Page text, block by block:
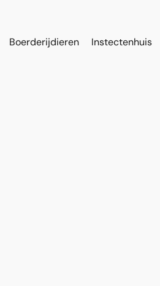
Boerderijdieren Instectenhuis